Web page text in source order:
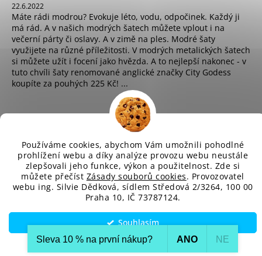
Používáme cookies, abychom Vám umožnili pohodlné
prohlížení webu a díky analýze provozu webu neustále
zlepšovali jeho funkce, výkon a použitelnost. Zde si
můžete přečíst Zásady souborů cookies. Provozovatel
webu ing. Silvie Dědková, sídlem Středová 2/3264, 100 00
Praha 10, IČ 73787124.
Souhlasím
Nastavení
22.6.2022
Máte rádi modrou? Evokuje léto, vodu, odpočinek. Každý ji
má rád. A v našich modrých šatech můžete vplout i na
večerní párty či oslavy. A v zimě na ples. Modré šaty
využijete na různé příležitosti. V modrých metalických šatech
si můžete užít i focení jako hvězda. A to nejlepší nakonec - v
tuto chvíli šaty renomované anglické značky City Godess
koupíte za pouhých 225 Kč! ...
sd
Vytvořil Shoptet
Copyright 2026 SD-Fashion.cz. Všechna práva vyhrazena.
Upravit nastavení cookies
Sleva 10 % na první nákup?​ ANO NE